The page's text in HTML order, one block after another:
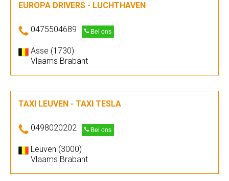
EUROPA DRIVERS - LUCHTHAVEN
0475504689 Bel ons
Asse (1730)
Vlaams Brabant
TAXI LEUVEN - TAXI TESLA
0498020202 Bel ons
Leuven (3000)
Vlaams Brabant